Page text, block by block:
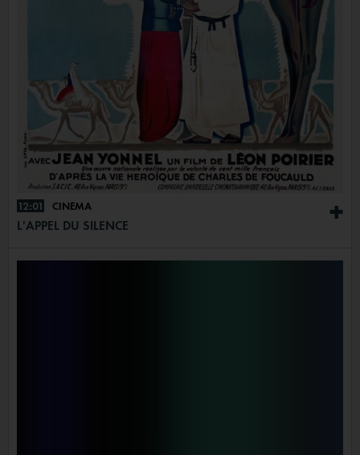
+
12:01 CINÉMA
L'APPEL DU SILENCE